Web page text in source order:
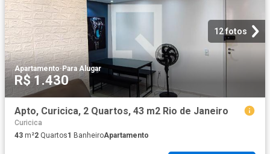
12 fotos
Apartamento· Para Alugar
R$ 1.430
Apto, Curicica, 2 Quartos, 43 m2 Rio de Janeiro
Curicica
43 m²2 Quartos1 BanheiroApartamento